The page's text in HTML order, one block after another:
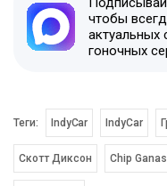
чтобы
актуальных
гоночных
Теги: IndyCar IndyCar
Скотт Диксон Chip